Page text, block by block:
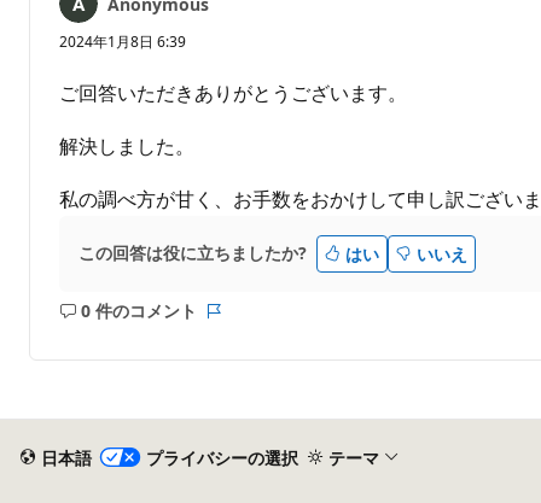
2024年1月8日 6:39
ご回答いただきありがとうございます。
解決しました。
私の調べ方が甘く、お手数をおかけして申し訳ございま
この回答は役に立ちましたか? はい いいえ
0 件のコメント
コ
は
あ
り
日本語 プライバシーの選択 テーマ